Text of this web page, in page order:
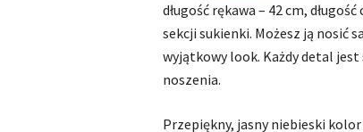
długość rękawa – 42 cm,
sekcji sukienki. Możesz ją nosić
wyjątkowy look. Każdy detal
noszenia.
Przepiękny, jasny niebieski